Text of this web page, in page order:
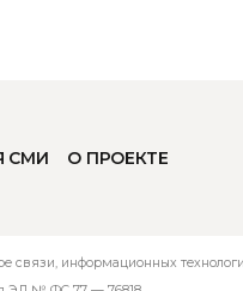
СМИ О ПРОЕКТЕ
связи, информационных